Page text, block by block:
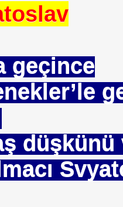
geçince
düşkünü
Tıbbı